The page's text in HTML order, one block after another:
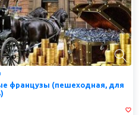
французы (пешеходная, для